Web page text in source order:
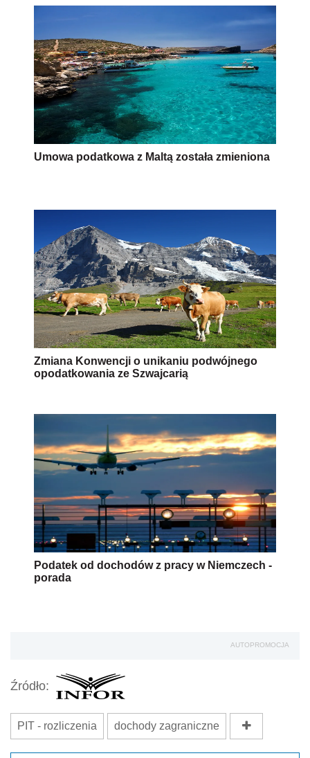
Umowa podatkowa z Maltą została zmieniona
Zmiana Konwencji o unikaniu podwójnego
opodatkowania ze Szwajcarią
Podatek od dochodów z pracy w Niemczech -
porada
AUTOPROMOCJA
Źródło:
PIT - rozliczenia dochody zagraniczne